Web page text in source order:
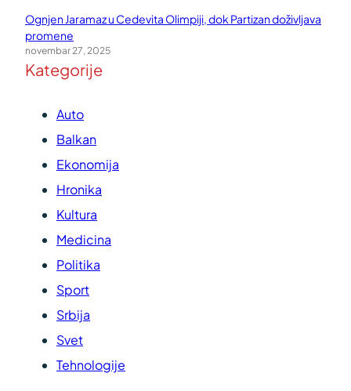
Ognjen Jaramaz u Cedevita Olimpiji, dok Partizan doživljava
promene
novembar 27, 2025
Kategorije
Auto
Balkan
Ekonomija
Hronika
Kultura
Medicina
Politika
Sport
Srbija
Svet
Tehnologije